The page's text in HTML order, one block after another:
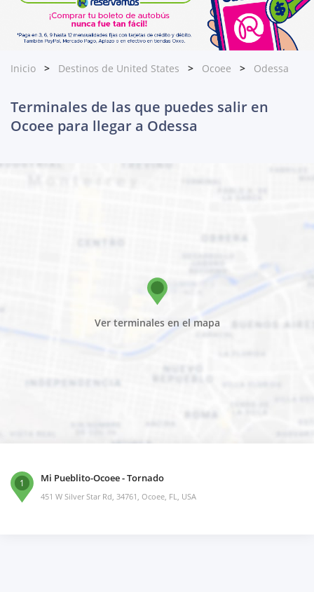
Inicio Destinos de United States Ocoee Odessa
Terminales de las que puedes salir en
Ocoee para llegar a Odessa
Ver terminales en el mapa
1 Mi Pueblito-Ocoee - Tornado
451 W Silver Star Rd, 34761, Ocoee, FL, USA